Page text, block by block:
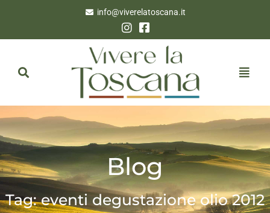
info@viverelatoscana.it
Blog
Tag: eventi degustazione olio 2012